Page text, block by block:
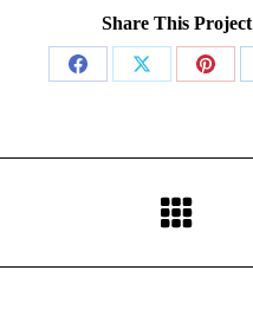
Share This Project
Share
Share
Share